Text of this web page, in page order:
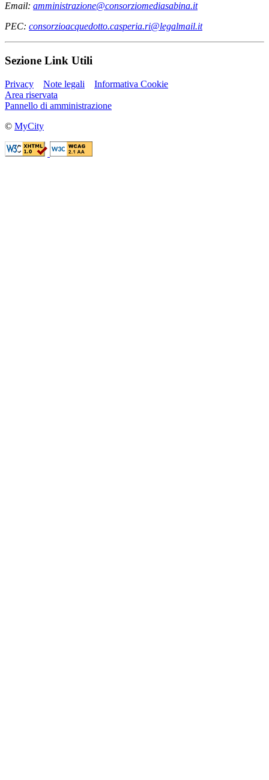
Email: amministrazione@consorziomediasabina.it
PEC: consorzioacquedotto.casperia.ri@legalmail.it
Sezione Link Utili
Privacy Note legali
Informativa Cookie
Area riservata
Pannello di amministrazione
© MyCity